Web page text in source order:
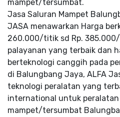
mampet/tersumbat.
Jasa Saluran Mampet
JASA menawarkan Harga
260.000/titik sd Rp.
palayanan yang terbaik dan
berteknologi canggih pada
di Balungbang Jaya, ALFA
teknologi peralatan yang
international untuk peralatan
mampet/tersumbat